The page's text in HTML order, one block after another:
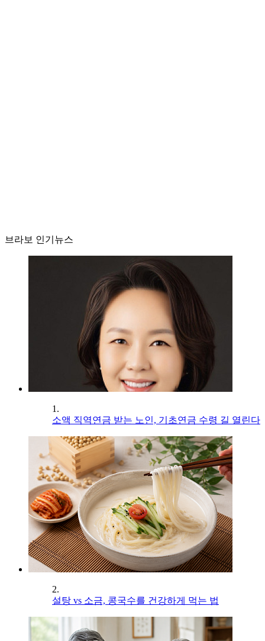
브라보 인기뉴스
1.
소액 직역연금 받는 노인, 기초연금 수령 길 열린다
2.
설탕 vs 소금, 콩국수를 건강하게 먹는 법